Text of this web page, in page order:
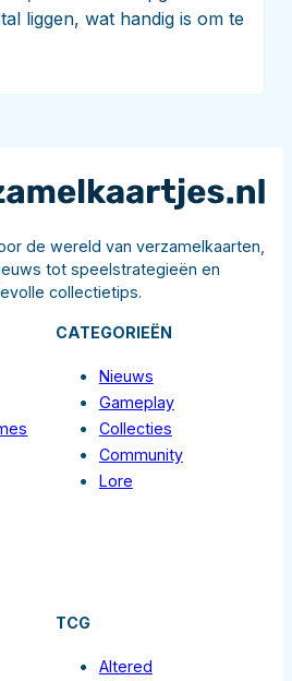
liggen, wat handig is om te
de wereld van verzamelkaarten,
tot speelstrategieën en
collectietips.
CATEGORIEËN
Nieuws
Gameplay
Collecties
Community
Lore
TCG
Altered